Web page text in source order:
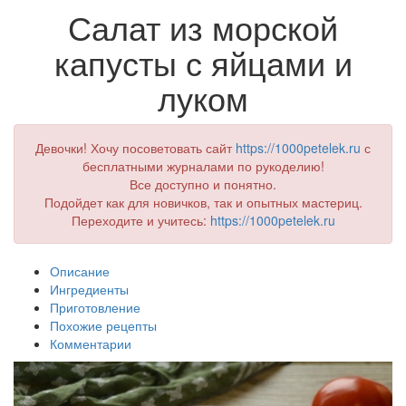
Салат из морской
капусты с яйцами и
луком
Девочки! Хочу посоветовать сайт https://1000petelek.ru с
бесплатными журналами по рукоделию!
Все доступно и понятно.
Подойдет как для новичков, так и опытных мастериц.
Переходите и учитесь: https://1000petelek.ru
Описание
Ингредиенты
Приготовление
Похожие рецепты
Комментарии